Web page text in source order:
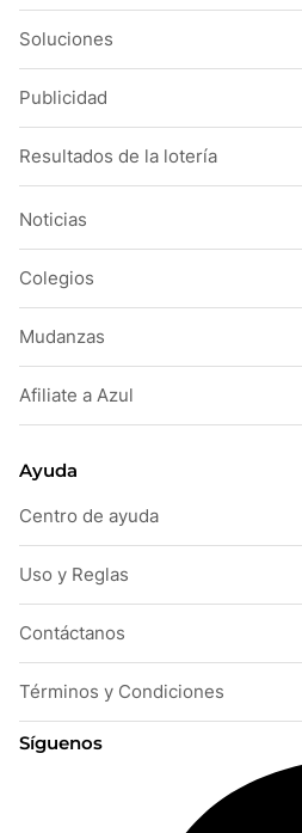
Soluciones
Publicidad
Resultados de la lotería
Noticias
Colegios
Mudanzas
Afiliate a Azul
Ayuda
Centro de ayuda
Uso y Reglas
Contáctanos
Términos y Condiciones
Síguenos